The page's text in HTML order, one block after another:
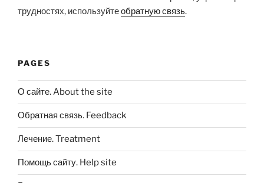
трудностях, используйтеобратную связь.
PAGES
О сайте. About the site
Обратная связь. Feedback
Лечение. Treatment
Помощь сайту. Help site